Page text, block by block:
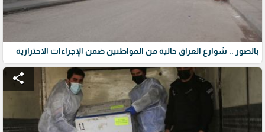
بالصور .. شوارع العراق خالية من المواطنين ضمن الإجراءات الاحترازية
share